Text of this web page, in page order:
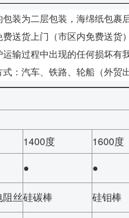
包装为二层包装，海绵纸包裹
费送货上门（市区内免费送货）
运输过程中出现的任何损坏有
式：汽车、铁路、轮船（外贸
1400度 1600度
● ●
丝硅碳棒 硅钼棒